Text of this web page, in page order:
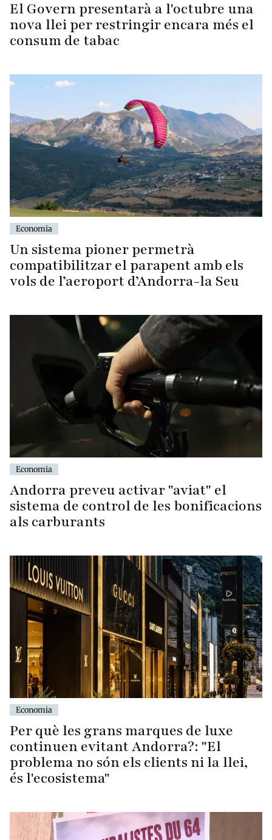
El Govern presentarà a l'octubre una
nova llei per restringir encara més el
consum de tabac
Economia
Un sistema pioner permetrà
compatibilitzar el parapent amb els
vols de l’aeroport d’Andorra-la Seu
Economia
Andorra preveu activar "aviat" el
sistema de control de les bonificacions
als carburants
Economia
Per què les grans marques de luxe
continuen evitant Andorra?: "El
problema no són els clients ni la llei,
és l'ecosistema"